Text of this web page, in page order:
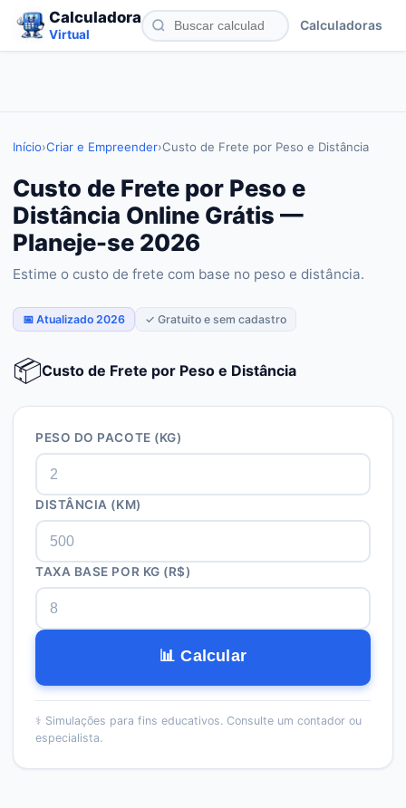
Calculadora
Virtual
Calculadoras
Início›Criar e Empreender›Custo de Frete por Peso e Distância
Custo de Frete por Peso e
Distância Online Grátis —
Planeje-se 2026
Estime o custo de frete com base no peso e distância.
📅 Atualizado 2026 ✓ Gratuito e sem cadastro
📦Custo de Frete por Peso e Distância
PESO DO PACOTE (KG)
DISTÂNCIA (KM)
TAXA BASE POR KG (R$)
📊 Calcular
⚕️ Simulações para fins educativos. Consulte um contador ou
especialista.